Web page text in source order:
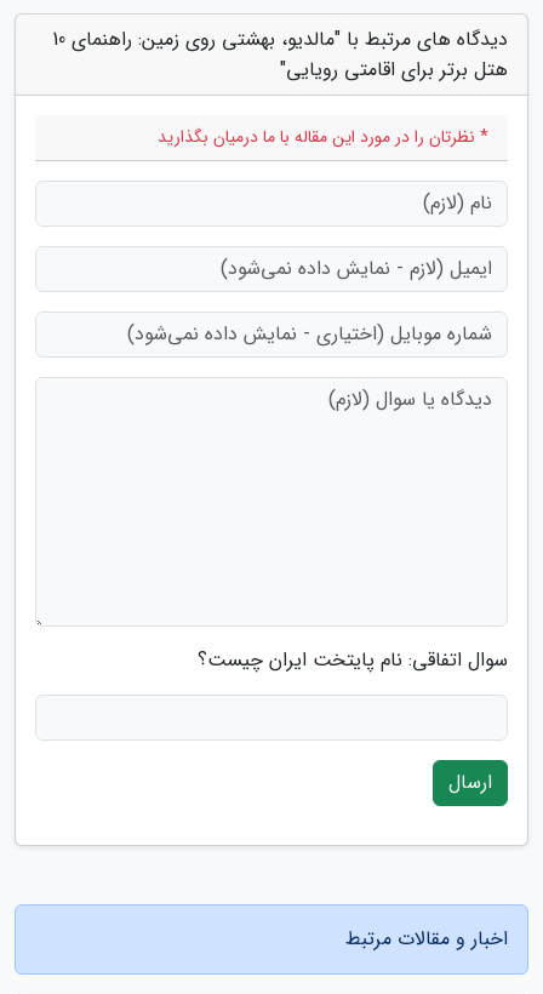
دیدگاه های مرتبط با "مالدیو، بهشتی روی زمین: راهنمای 10
هتل برتر برای اقامتی رویایی"
* نظرتان را در مورد این مقاله با ما درمیان بگذارید
سوال اتفاقی: نام پایتخت ایران چیست؟
ارسال
اخبار و مقالات مرتبط